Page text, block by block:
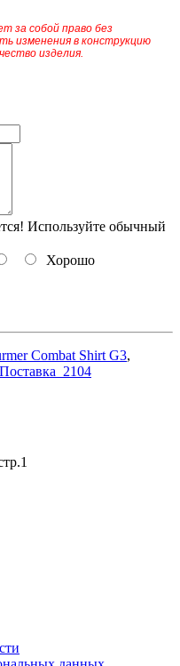
за собой право без
изменения в конструкцию
изделия.
Используйте обычный
Хорошо
Combat Shirt G3,
Поставка_2104